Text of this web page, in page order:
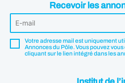
Recevoir les
Votre adresse mail est uniquement
Annonces du Pôle. Vous pouvez
cliquant sur le lien intégré dans les